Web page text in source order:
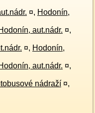
¤, Hodonín,
aut.nádr. ¤,
¤, Hodonín,
aut.nádr. ¤,
nádraží ¤,